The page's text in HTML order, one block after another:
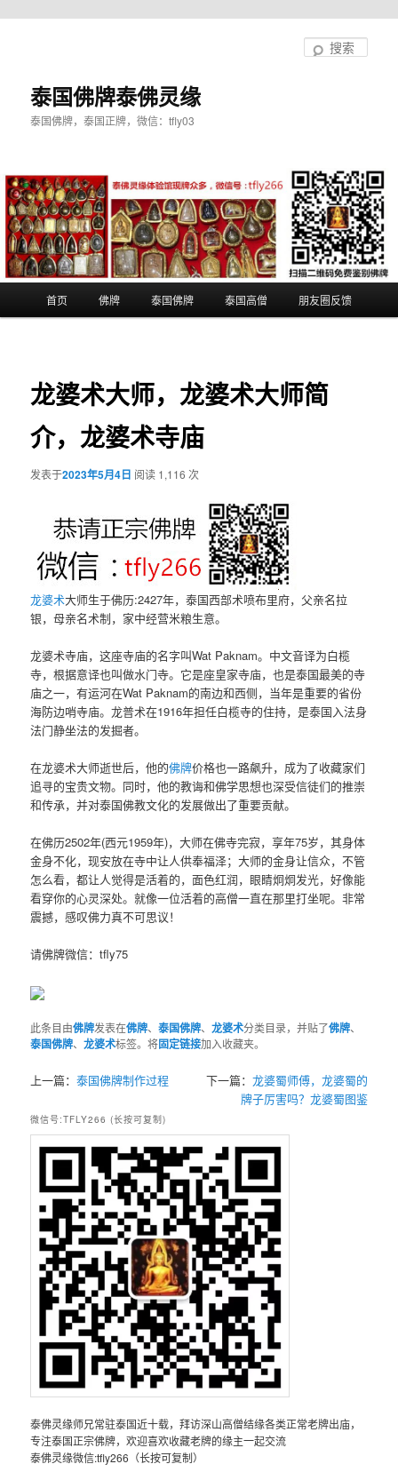
泰国佛牌泰佛灵缘
泰国佛牌，泰国正牌，微信：tfly03
首页 佛牌 泰国佛牌 泰国高僧 朋友圈反馈
龙婆术大师，龙婆术大师简
介，龙婆术寺庙
发表于2023年5月4日 阅读 1,116 次
龙婆术大师生于佛历:2427年，泰国西部术喷布里府，父亲名拉
银，母亲名术制，家中经营米粮生意。
龙婆术寺庙，这座寺庙的名字叫Wat Paknam。中文音译为白榄
寺，根据意译也叫做水门寺。它是座皇家寺庙，也是泰国最美的寺
庙之一，有运河在Wat Paknam的南边和西侧，当年是重要的省份
海防边哨寺庙。龙普术在1916年担任白榄寺的住持，是泰国入法身
法门静坐法的发掘者。
在龙婆术大师逝世后，他的佛牌价格也一路飙升，成为了收藏家们
追寻的宝贵文物。同时，他的教诲和佛学思想也深受信徒们的推崇
和传承，并对泰国佛教文化的发展做出了重要贡献。
在佛历2502年(西元1959年)，大师在佛寺完寂，享年75岁，其身体
金身不化，现安放在寺中让人供奉福泽；大师的金身让信众，不管
怎么看，都让人觉得是活着的，面色红润，眼睛炯炯发光，好像能
看穿你的心灵深处。就像一位活着的高僧一直在那里打坐呢。非常
震撼，感叹佛力真不可思议！
请佛牌微信：tfly75
此条目由佛牌发表在佛牌、泰国佛牌、龙婆术分类目录，并贴了佛牌、
泰国佛牌、龙婆术标签。将固定链接加入收藏夹。
上一篇：泰国佛牌制作过程 下一篇： 龙婆蜀师傅，龙婆蜀的
牌子厉害吗？龙婆蜀图鉴
微信号:TFLY266 (长按可复制)
泰佛灵缘师兄常驻泰国近十载，拜访深山高僧结缘各类正常老牌出庙，
专注泰国正宗佛牌，欢迎喜欢收藏老牌的缘主一起交流
泰佛灵缘微信:tfly266（长按可复制）